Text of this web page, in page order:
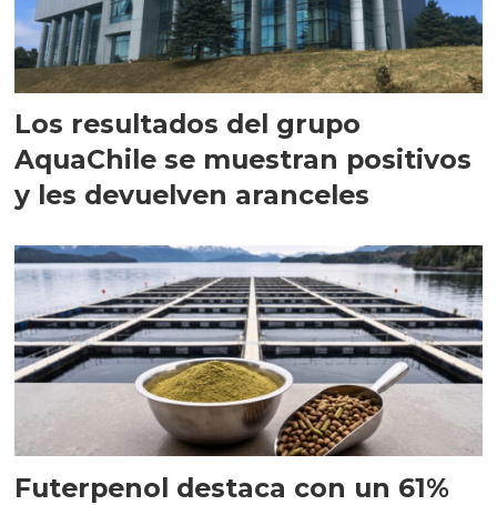
Los resultados del grupo
AquaChile se muestran positivos
y les devuelven aranceles
Futerpenol destaca con un 61%